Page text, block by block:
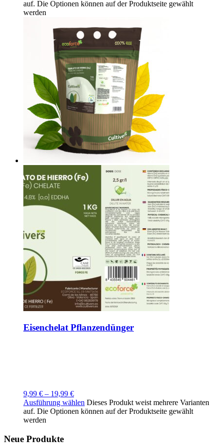
auf. Die Optionen können auf der Produktseite gewählt
werden
Eisenchelat Pflanzendünger
9,99 € – 19,99 €
Ausführung wählen Dieses Produkt weist mehrere Varianten
auf. Die Optionen können auf der Produktseite gewählt
werden
Neue Produkte